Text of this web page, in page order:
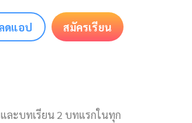
ดแอป สมัครเรียน
ละบทเรียน 2 บทแรกในทุก